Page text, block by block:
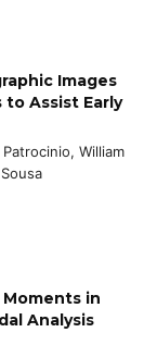
Images
Assist Early
William
in
Analysis